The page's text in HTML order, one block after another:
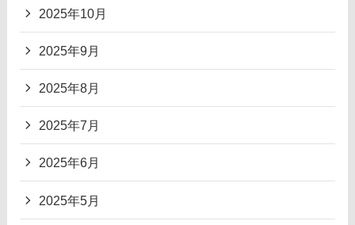
2025年10月
2025年9月
2025年8月
2025年7月
2025年6月
2025年5月